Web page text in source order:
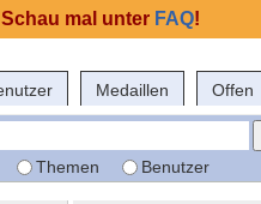
Medaillen Offen
Themen Benutzer
mal unter FAQ!